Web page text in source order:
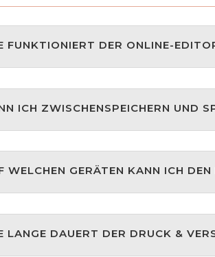
FUNKTIONIERT DER ONLINE-
ICH ZWISCHENSPEICHERN UND
WELCHEN GERÄTEN KANN ICH
LANGE DAUERT DER DRUCK &